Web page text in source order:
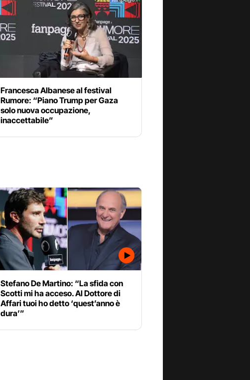
Francesca Albanese al festival
Rumore: “Piano Trump per Gaza
solo nuova occupazione,
inaccettabile”
Stefano De Martino: “La sfida con
Scotti mi ha acceso. Al Dottore di
Affari tuoi ho detto ‘quest’anno è
dura’”